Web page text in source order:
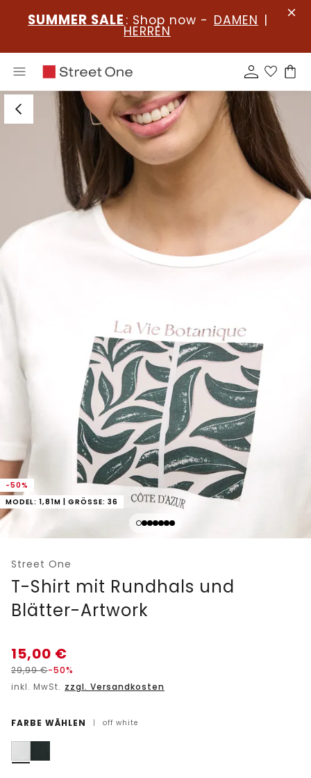
SUMMER SALE : Shop now - DAMEN |
HERREN
-50%
MODEL: 1,81M | GRÖSSE: 36
Street One
T-Shirt mit Rundhals und
Blätter-Artwork
15,00 €
29,99€-50%
inkl. MwSt. zzgl. Versandkosten
FARBE WÄHLEN | off white